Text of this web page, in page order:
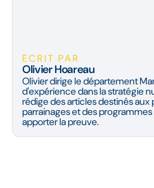
ÉCRIT PAR
Olivier Hoareau
Olivier dirige le département
d'expérience dans la stratégie
rédige des articles destinés
parrainages et des
apporter la preuve.